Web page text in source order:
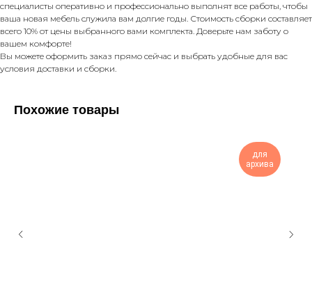
специалисты оперативно и профессионально выполнят все работы, чтобы
ваша новая мебель служила вам долгие годы. Стоимость сборки составляет
всего 10% от цены выбранного вами комплекта. Доверьте нам заботу о
вашем комфорте!
Вы можете оформить заказ прямо сейчас и выбрать удобные для вас
условия доставки и сборки.
Похожие товары
для
архива